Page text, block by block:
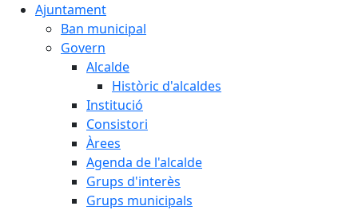
Ajuntament
Ban municipal
Govern
Alcalde
Històric d'alcaldes
Institució
Consistori
Àrees
Agenda de l'alcalde
Grups d'interès
Grups municipals